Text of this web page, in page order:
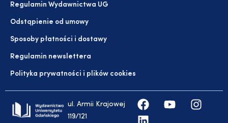
Regulamin Wydawnictwa UG
Odstąpienie od umowy
Sposoby płatności i dostawy
Regulamin newslettera
Polityka prywatności i plików cookies
ul. Armii Krajowej
119/121